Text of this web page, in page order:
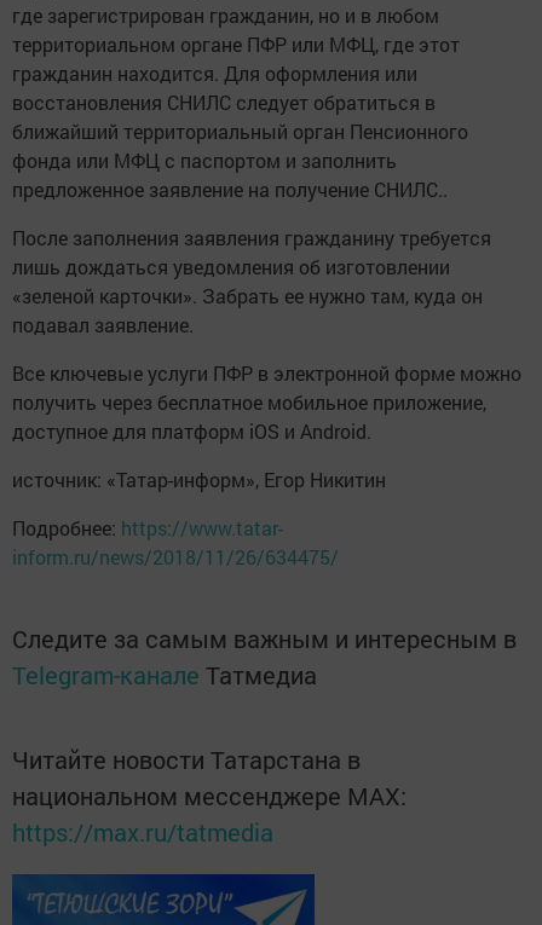
где зарегистрирован гражданин, но и в любом
территориальном органе ПФР или МФЦ, где этот
гражданин находится. Для оформления или
восстановления СНИЛС следует обратиться в
ближайший территориальный орган Пенсионного
фонда или МФЦ с паспортом и заполнить
предложенное заявление на получение СНИЛС..
После заполнения заявления гражданину требуется
лишь дождаться уведомления об изготовлении
«зеленой карточки». Забрать ее нужно там, куда он
подавал заявление.
Все ключевые услуги ПФР в электронной форме можно
получить через бесплатное мобильное приложение,
доступное для платформ iOS и Android.
источник: «Татар-информ», Егор Никитин
Подробнее: https://www.tatar-
inform.ru/news/2018/11/26/634475/
Следите за самым важным и интересным в
Telegram-канале Татмедиа
Читайте новости Татарстана в
национальном мессенджере MАХ:
https://max.ru/tatmedia